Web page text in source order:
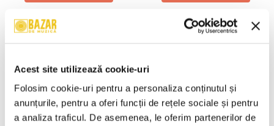
Acest site utilizează cookie-uri
Folosim cookie-uri pentru a personaliza conținutul și
anunțurile, pentru a oferi funcții de rețele sociale și pentru
a analiza traficul. De asemenea, le oferim partenerilor de
Unknown Artist - Povești ,
ADAUGA IN COS
Genesis - We Can't Dance,
ADAUGA IN COS